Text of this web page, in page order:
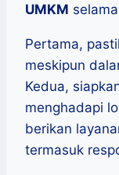
UMKM
Pertama,
meskipun
Kedua,
menghadapi
berikan
termasuk